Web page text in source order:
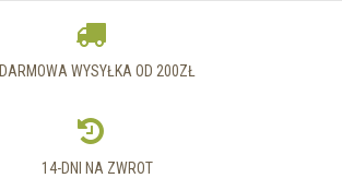
DARMOWA WYSYŁKA OD 200ZŁ
14-DNI NA ZWROT